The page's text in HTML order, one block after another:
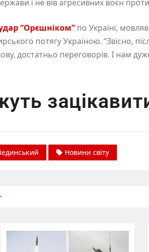
і не вів агресивних воєн
“Орєшніком” по Україні,
потягу Україною. “Звісно,
достатньо переговорів. І нам
Новини світу